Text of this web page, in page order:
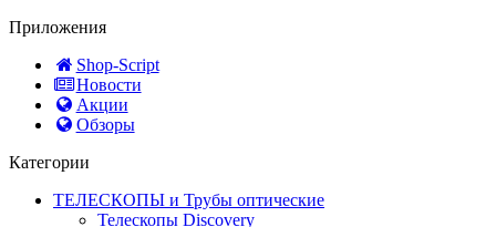
Приложения
Shop-Script
Новости
Акции
Обзоры
Категории
ТЕЛЕСКОПЫ и Трубы оптические
Телескопы Discovery